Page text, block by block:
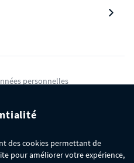
personnelles
cookies
des cookies permettant de
pour améliorer votre expérience,